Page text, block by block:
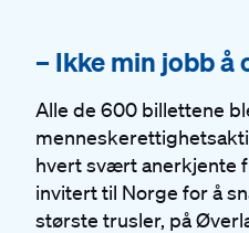
#
– Ikke min jobb å
Alle de 600 billettene
hvert svært anerkjente
invitert til Norge for å
største trusler, på